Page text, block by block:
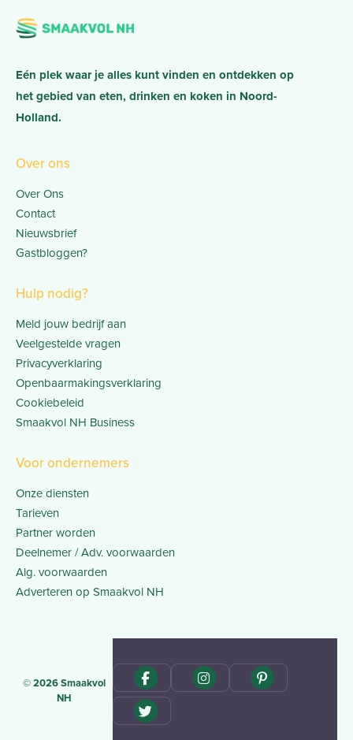
Eén plek waar je alles kunt vinden en ontdekken op
het gebied van eten, drinken en koken in Noord-
Holland.
Over ons
Over Ons
Contact
Nieuwsbrief
Gastbloggen?
Hulp nodig?
Meld jouw bedrijf aan
Veelgestelde vragen
Privacyverklaring
Openbaarmakingsverklaring
Cookiebeleid
Smaakvol NH Business
Voor ondernemers
Onze diensten
Tarieven
Partner worden
Deelnemer / Adv. voorwaarden
Alg. voorwaarden
Adverteren op Smaakvol NH
© 2026 Smaakvol
NH